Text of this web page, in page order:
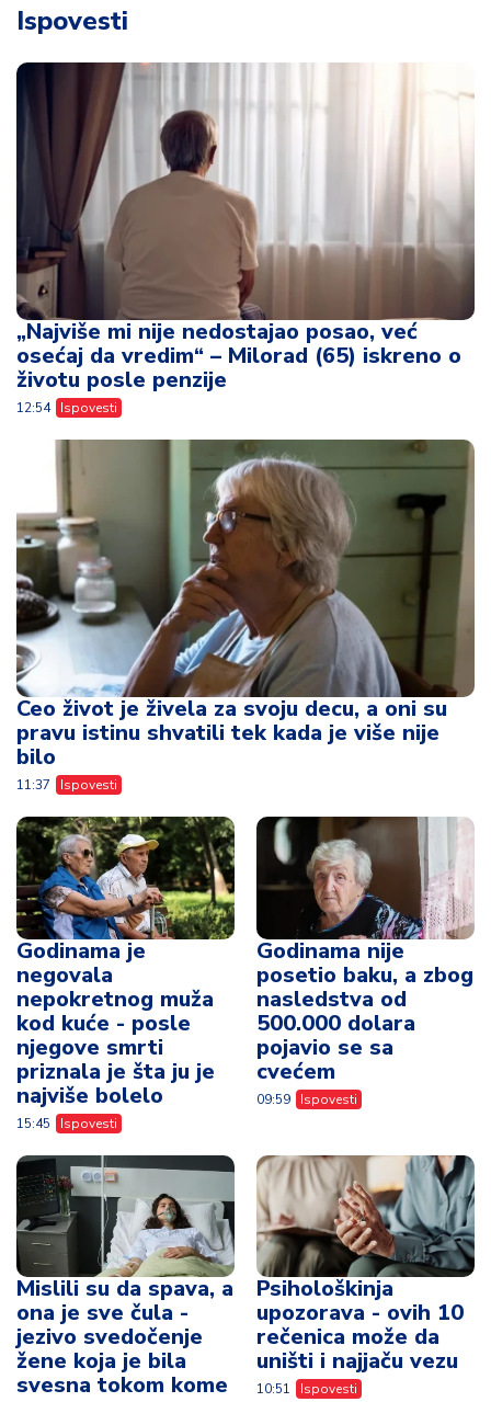
Ispovesti
„Najviše mi nije nedostajao posao, već
osećaj da vredim“ – Milorad (65) iskreno o
životu posle penzije
12:54 Ispovesti
Ceo život je živela za svoju decu, a oni su
pravu istinu shvatili tek kada je više nije
bilo
11:37 Ispovesti
Godinama je
negovala
nepokretnog muža
kod kuće - posle
njegove smrti
priznala je šta ju je
najviše bolelo
15:45 Ispovesti
Godinama nije
posetio baku, a zbog
nasledstva od
500.000 dolara
pojavio se sa
cvećem
09:59 Ispovesti
Mislili su da spava, a
ona je sve čula -
jezivo svedočenje
žene koja je bila
svesna tokom kome
Psihološkinja
upozorava - ovih 10
rečenica može da
uništi i najjaču vezu
10:51 Ispovesti